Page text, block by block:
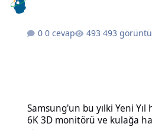
0 cevap 493 görüntü
Samsung'un bu yılki Yeni
6K 3D monitörü ve kulağa